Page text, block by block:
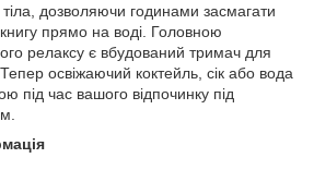
дозволяючи годинами засмагати
прямо на воді. Головною
релаксу є вбудований тримач для
освіжаючий коктейль, сік або вода
під час вашого відпочинку під